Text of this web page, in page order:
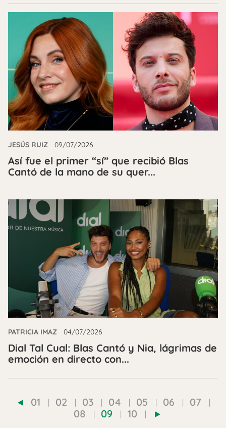
JESÚS RUIZ 09/07/2026
Así fue el primer “sí” que recibió Blas
Cantó de la mano de su quer...
PATRICIA IMAZ 04/07/2026
Dial Tal Cual: Blas Cantó y Nia, lágrimas de
emoción en directo con...
01 02 03 04 05 06
07
08
09 10